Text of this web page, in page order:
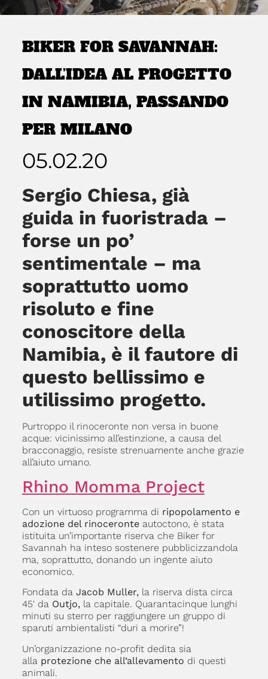
BIKER FOR SAVANNAH:
DALL’IDEA AL PROGETTO
IN NAMIBIA, PASSANDO
PER MILANO
05.02.20
Sergio Chiesa, già
guida in fuoristrada –
forse un po’
sentimentale – ma
soprattutto uomo
risoluto e fine
conoscitore della
Namibia, è il fautore di
questo bellissimo e
utilissimo progetto.
Purtroppo il rinoceronte non versa in buone
acque: vicinissimo all’estinzione, a causa del
bracconaggio, resiste strenuamente anche grazie
all’aiuto umano.
Rhino Momma Project
Con un virtuoso programma di ripopolamento e
adozione del rinoceronteautoctono, è stata
istituita un’importante riserva che Biker for
Savannah ha inteso sostenere pubblicizzandola
ma, soprattutto, donando un ingente aiuto
economico.
Fondata da Jacob Muller,la riserva dista circa
45′ da Outjo,la capitale. Quarantacinque lunghi
minuti su sterro per raggiungere un gruppo di
sparuti ambientalisti “duri a morire”!
Un’organizzazione no-profit dedita sia
alla protezione che all’allevamento di questi
animali.